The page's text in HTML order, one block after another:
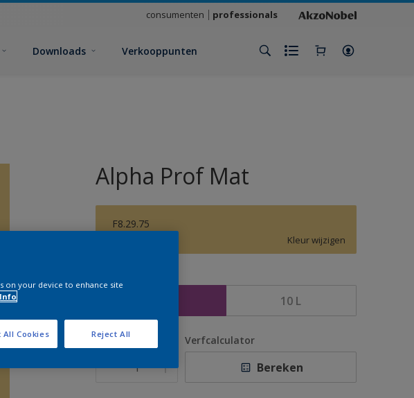
consumenten professionals
Downloads Verkooppunten
Alpha Prof Mat
F8.29.75
Kleur wijzigen
10 L
Aantal Verfcalculator
Bereken
on your device to enhance site
Info
Reject All
All Cookies